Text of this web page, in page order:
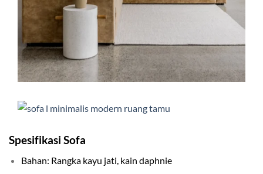
Spesifikasi Sofa
Bahan: Rangka kayu jati, kain daphnie